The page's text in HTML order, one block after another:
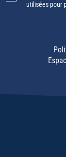
utilisées pour